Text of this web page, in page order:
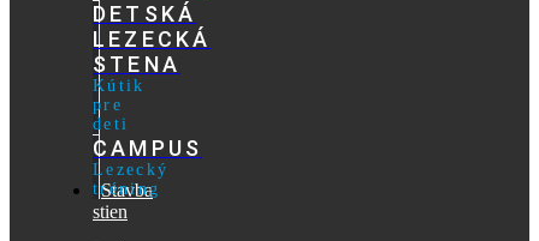
DETSKÁ
LEZECKÁ
STENA
Kútik
pre
deti
CAMPUS
Lezecký
tréning
Stavba
stien